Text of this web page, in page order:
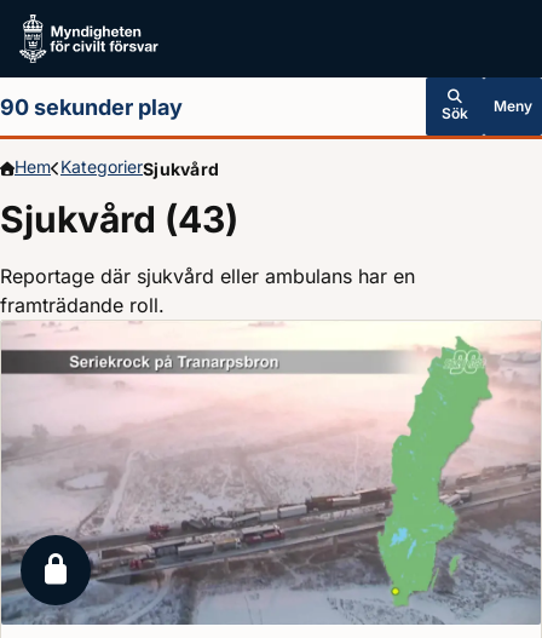
Hoppa till huvudinnehållet
90 sekunder play Sök Meny
Hem KategorierSjukvård
Sjukvård (43)
Reportage där sjukvård eller ambulans har en
framträdande roll.
Låst reportage